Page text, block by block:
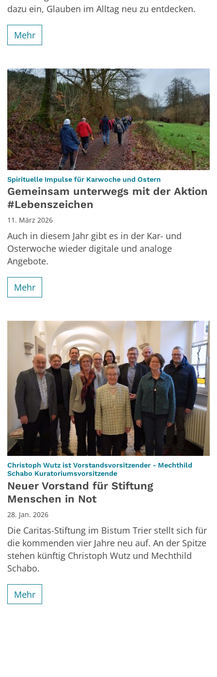
dazu ein, Glauben im Alltag neu zu entdecken.
Mehr
Spirituelle Impulse für Karwoche und Ostern
Gemeinsam unterwegs mit der Aktion
#Lebenszeichen
11. März 2026
Auch in diesem Jahr gibt es in der Kar- und
Osterwoche wieder digitale und analoge
Angebote.
Mehr
Christoph Wutz ist Vorstandsvorsitzender - Mechthild
Schabo Kuratoriumsvorsitzende
Neuer Vorstand für Stiftung
Menschen in Not
28. Jan. 2026
Die Caritas-Stiftung im Bistum Trier stellt sich für
die kommenden vier Jahre neu auf. An der Spitze
stehen künftig Christoph Wutz und Mechthild
Schabo.
Mehr